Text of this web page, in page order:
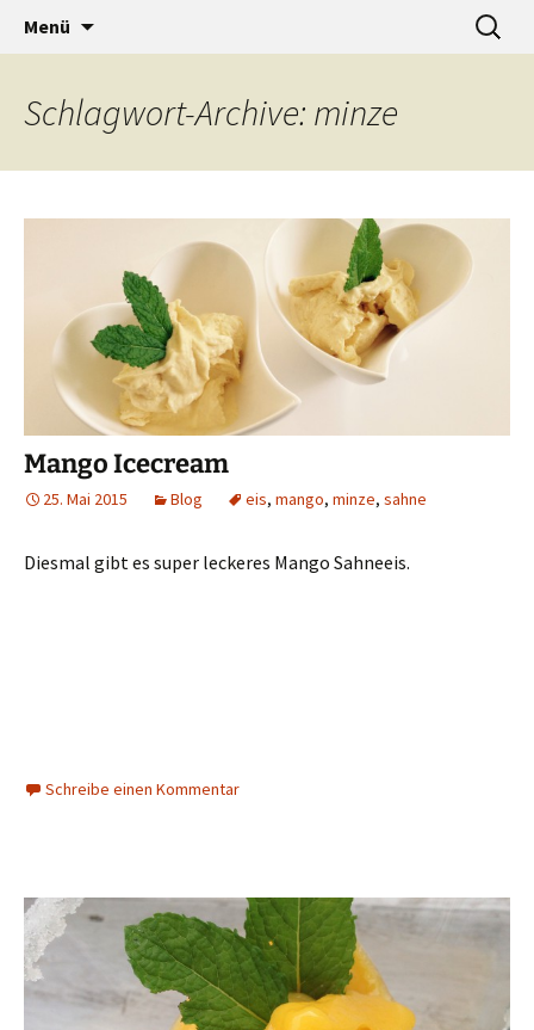
baumann-accessories
…a designers world
Menü
Suche
nach:
Schlagwort-Archive: minze
Mango Icecream
25. Mai 2015 Blog eis, mango, minze, sahne
Diesmal gibt es super leckeres Mango Sahneeis.
Schreibe einen Kommentar